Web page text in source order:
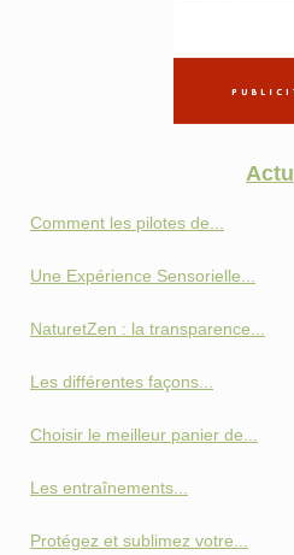
Actu
Comment les pilotes de...
Une Expérience Sensorielle...
NaturetZen : la transparence...
Les différentes façons...
Choisir le meilleur panier de...
Les entraînements...
Protégez et sublimez votre...